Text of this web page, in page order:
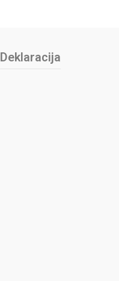
Deklaracija